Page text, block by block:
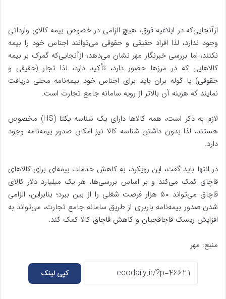
ازآنجایی‌که در ابلاغیه فوق، هیچ الزامی در خصوص بیمه کالای وارداتی
وجود ندارد، لذا افراد حقیقی و حقوقی می‌توانند اجناس خود را بیمه
نکنند، اما بررسی خبرنگار مهر نشان می‌دهد، ازآنجایی‌که گمرک بر بیمه
کالاهایی که در مرزها حضور دارد، تأکید دارد، لذا تجار (حقیقی و
حقوقی) یا کوله بران باید برای اجناس خود بیمه‌نامه محلی دریافت
نمایند که هزینه آن بالاتر از رویه سامانه جامع تجارت است.
لازم به ذکر است، همه کالاها دارای یک شناسه یکتا (HS) مخصوص
هستند، لذا بدون داشتن شناسه کالا نیز امکان صدور بیمه‌نامه وجود
دارد.
در انتها باید گفت، این رویکرد، به کاهش خدمات بیمه‌ای برای کالاهای
قاچاق کمک می‌کند و بر اساس بررسی‌ها، هر یک میلیارد دلار کالای
قاچاق می‌تواند ۵۰ هزار فرصت شغلی را از بین ببرد؛ بنابراین، الزامی
شدن صدور بیمه‌نامه باربری از طریق سامانه جامع تجارت، می‌تواند به
افزایش ریسک قاچاقچیان و کاهش قاچاق کالا کمک کند.
منبع: مهر
کپی لینک